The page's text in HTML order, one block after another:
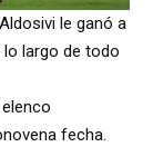
le ganó a
lo largo de todo
fecha.